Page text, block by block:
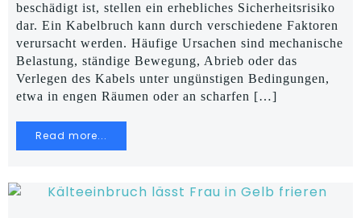
beschädigt ist, stellen ein erhebliches Sicherheitsrisiko
dar. Ein Kabelbruch kann durch verschiedene Faktoren
verursacht werden. Häufige Ursachen sind mechanische
Belastung, ständige Bewegung, Abrieb oder das
Verlegen des Kabels unter ungünstigen Bedingungen,
etwa in engen Räumen oder an scharfen […]
Read more...